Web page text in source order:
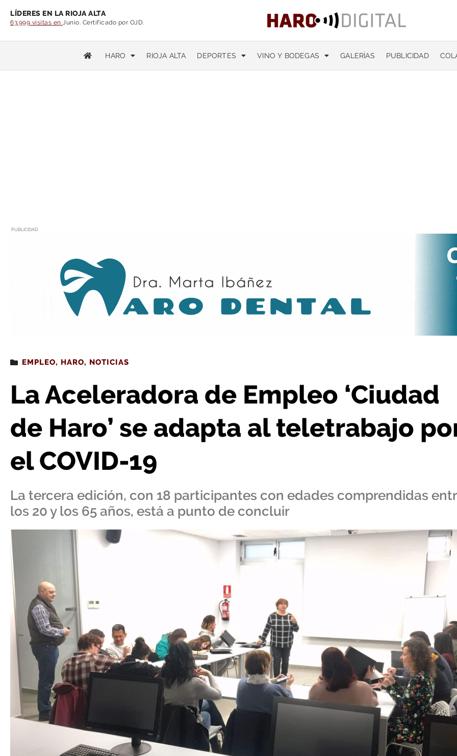
LÍDERES EN LA RIOJA ALTA
63.999 visitas en Junio. Certificado por OJD.
HARO RIOJA ALTA DEPORTES VINO Y BODEGAS GALERÍAS PUBLICIDAD
PUBLICIDAD
Estás leyendo : La Aceleradora de Empleo ‘Ciudad de Haro’ se adapta al teletrabajo por el COVID-19
EMPLEO, HARO, NOTICIAS
La Aceleradora de Empleo ‘Ciudad
de Haro’ se adapta al teletrabajo
el COVID-19
La tercera edición, con 18 participantes con edades comprendidas
los 20 y los 65 años, está a punto de concluir